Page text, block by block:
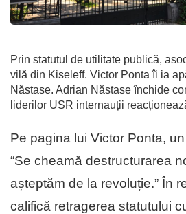
Prin statutul de utilitate publică,
vilă din Kiseleff. Victor Ponta îi ia
Năstase. Adrian Năstase închide
liderilor USR internauții
Pe pagina lui Victor Ponta,
“Se cheamă destructurarea
așteptăm de la revoluție.” În
califică retragerea statutului